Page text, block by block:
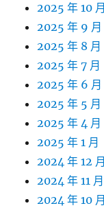
2025 年 10 月
2025 年 9 月
2025 年 8 月
2025 年 7 月
2025 年 6 月
2025 年 5 月
2025 年 4 月
2025 年 1 月
2024 年 12 月
2024 年 11 月
2024 年 10 月